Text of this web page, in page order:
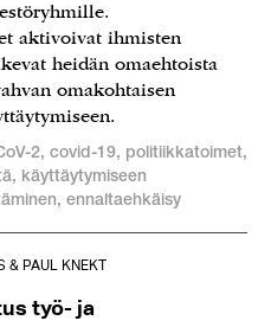
aktivoivat ihmisten
heidän omaehtoista
omakohtaisen
2, covid-19, politiikkatoimet,
käyttäytymiseen
ennaltaehkäisy
& PAUL KNEKT
työ- ja